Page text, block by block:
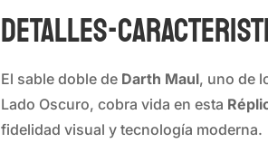
DETALLES-
El sable doble de Darth Maul, uno de
Lado Oscuro, cobra vida en esta
fidelidad visual y tecnología moderna.